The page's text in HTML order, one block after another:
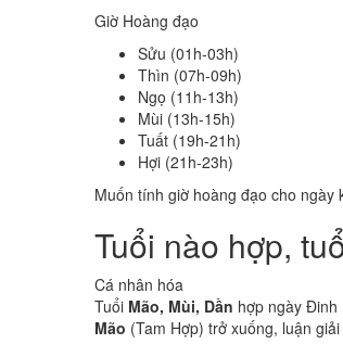
Giờ Hoàng đạo
Sửu (01h-03h)
Thìn (07h-09h)
Ngọ (11h-13h)
Mùi (13h-15h)
Tuất (19h-21h)
Hợi (21h-23h)
Muốn tính giờ hoàng đạo cho ngày
Tuổi nào hợp,
Cá nhân hóa
Tuổi Mão, Mùi, Dần hợp ngày Đinh
Mão (Tam Hợp) trở xuống, luận